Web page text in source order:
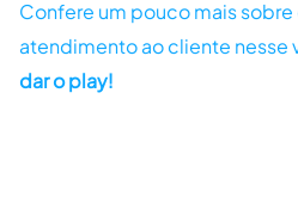
Confere um pouco mais
atendimento ao cliente nesse
dar o play!